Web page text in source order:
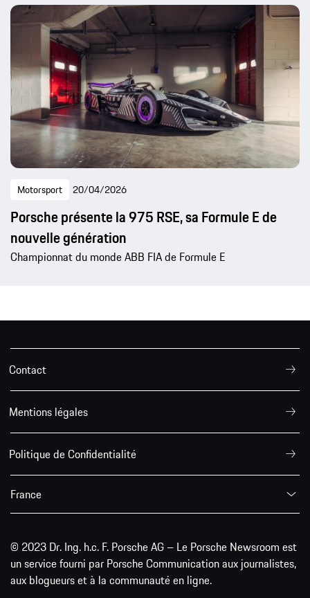
Motorsport 20/04/2026
Porsche présente la 975 RSE, sa Formule E de
nouvelle génération
Championnat du monde ABB FIA de Formule E
Contact
Mentions légales
Politique de Confidentialité
France
© 2023 Dr. Ing. h.c. F. Porsche AG – Le Porsche Newsroom est
un service fourni par Porsche Communication aux journalistes,
aux blogueurs et à la communauté en ligne.